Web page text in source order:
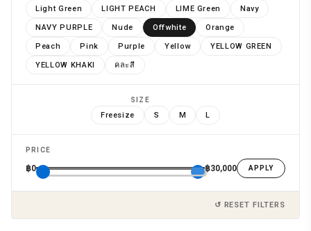
Light Green LIGHT PEACH LIME Green Navy
NAVY PURPLE Nude Offwhite Orange
Peach Pink Purple Yellow YELLOW GREEN
YELLOW KHAKI คละสี
SIZE
Freesize S M L
PRICE
฿0 ฿30,000 APPLY
↺ RESET FILTERS